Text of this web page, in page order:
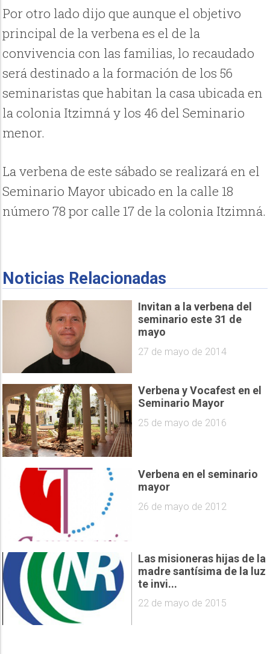
Por otro lado dijo que aunque el objetivo
principal de la verbena es el de la
convivencia con las familias, lo recaudado
será destinado a la formación de los 56
seminaristas que habitan la casa ubicada en
la colonia Itzimná y los 46 del Seminario
menor.
La verbena de este sábado se realizará en el
Seminario Mayor ubicado en la calle 18
número 78 por calle 17 de la colonia Itzimná.
Noticias Relacionadas
Invitan a la verbena del
seminario este 31 de
mayo
27 de mayo de 2014
Verbena y Vocafest en el
Seminario Mayor
25 de mayo de 2016
Verbena en el seminario
mayor
26 de mayo de 2012
Las misioneras hijas de la
madre santísima de la luz
te invi...
22 de mayo de 2015